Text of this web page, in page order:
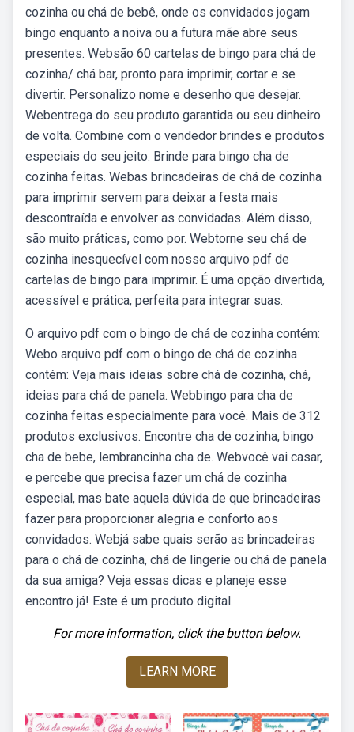
cozinha ou chá de bebê, onde os convidados jogam
bingo enquanto a noiva ou a futura mãe abre seus
presentes. Websão 60 cartelas de bingo para chá de
cozinha/ chá bar, pronto para imprimir, cortar e se
divertir. Personalizo nome e desenho que desejar.
Webentrega do seu produto garantida ou seu dinheiro
de volta. Combine com o vendedor brindes e produtos
especiais do seu jeito. Brinde para bingo cha de
cozinha feitas. Webas brincadeiras de chá de cozinha
para imprimir servem para deixar a festa mais
descontraída e envolver as convidadas. Além disso,
são muito práticas, como por. Webtorne seu chá de
cozinha inesquecível com nosso arquivo pdf de
cartelas de bingo para imprimir. É uma opção divertida,
acessível e prática, perfeita para integrar suas.
O arquivo pdf com o bingo de chá de cozinha contém:
Webo arquivo pdf com o bingo de chá de cozinha
contém: Veja mais ideias sobre chá de cozinha, chá,
ideias para chá de panela. Webbingo para cha de
cozinha feitas especialmente para você. Mais de 312
produtos exclusivos. Encontre cha de cozinha, bingo
cha de bebe, lembrancinha cha de. Webvocê vai casar,
e percebe que precisa fazer um chá de cozinha
especial, mas bate aquela dúvida de que brincadeiras
fazer para proporcionar alegria e conforto aos
convidados. Webjá sabe quais serão as brincadeiras
para o chá de cozinha, chá de lingerie ou chá de panela
da sua amiga? Veja essas dicas e planeje esse
encontro já! Este é um produto digital.
For more information, click the button below.
LEARN MORE